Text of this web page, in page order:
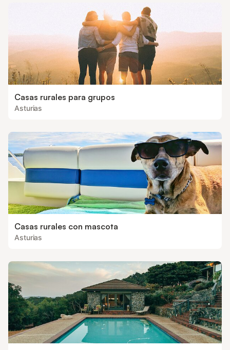
Casas rurales para grupos
Asturias
Casas rurales con mascota
Asturias